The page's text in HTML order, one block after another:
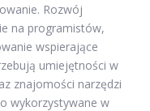
Rozwój
na programistów,
wspierające
umiejętności w
znajomości narzędzi
wykorzystywane w